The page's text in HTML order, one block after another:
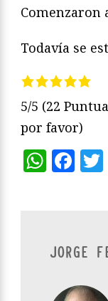
Comenzaron
Todavía se
5/5 (22
por favor)
JORGE